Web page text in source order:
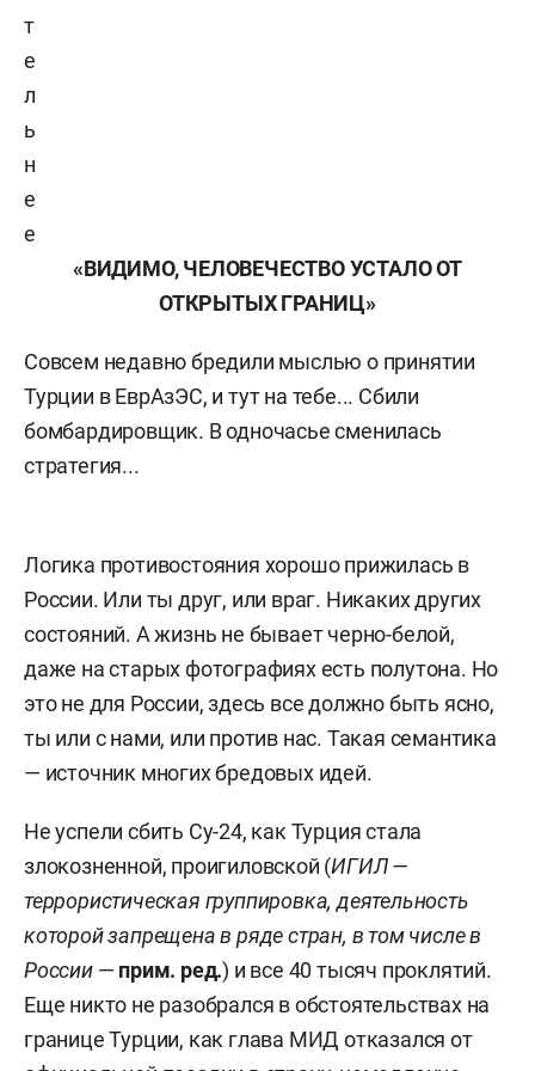
т
е
л
ь
н
е
е
«ВИДИМО, ЧЕЛОВЕЧЕСТВО УСТАЛО ОТ
ОТКРЫТЫХ ГРАНИЦ»
Совсем недавно бредили мыслью о принятии
Турции вЕврАзЭС, и тут на тебе... Сбили
бомбардировщик. В одночасье сменилась
стратегия...
Логика противостояния хорошо прижилась в
России. Или ты друг, или враг. Никаких других
состояний. А жизнь не бывает черно-белой,
даже на старых фотографиях есть полутона. Но
это не для России, здесь все должно быть ясно,
ты или с нами, или против нас. Такая семантика
— источник многих бредовых идей.
Не успели сбить Су-24, как Турция стала
злокозненной, проигиловской (ИГИЛ —
террористическая группировка, деятельность
которой запрещена в ряде стран, в том числе в
России— прим. ред.) и все 40 тысяч проклятий.
Еще никто не разобрался в обстоятельствах на
границе Турции, как глава МИД отказался от